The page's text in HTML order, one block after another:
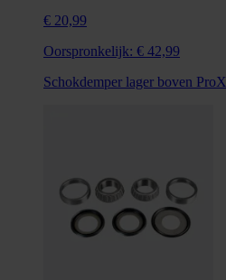
€ 20,99
Oorspronkelijk: € 42,99
Schokdemper lager boven ProX